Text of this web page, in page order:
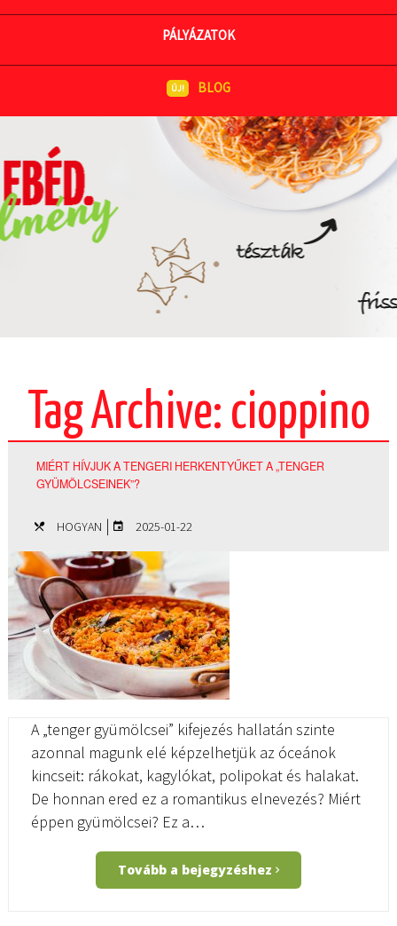
PÁLYÁZATOK
BLOG
Tag Archive: cioppino
MIÉRT HÍVJUK A TENGERI HERKENTYŰKET A „TENGER
GYÜMÖLCSEINEK”?
HOGYAN | 2025-01-22
A „tenger gyümölcsei” kifejezés hallatán szinte
azonnal magunk elé képzelhetjük az óceánok
kincseit: rákokat, kagylókat, polipokat és halakat.
De honnan ered ez a romantikus elnevezés? Miért
éppen gyümölcsei? Ez a…
Tovább a bejegyzéshez